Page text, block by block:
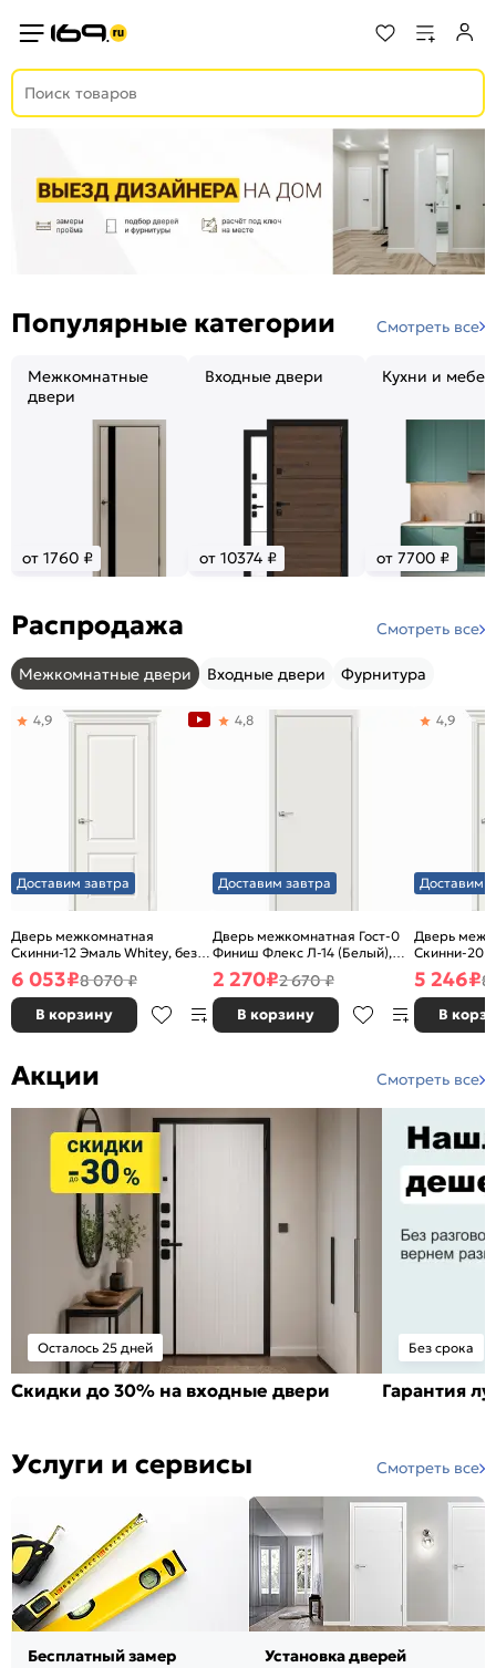
Популярные категории Смотреть все
Межкомнатные
двери
от 1760 ₽
Входные двери
от 10374 ₽
Кухни и
от 7700 ₽
Распродажа Смотреть все
Межкомнатные двери Входные двери Фурнитура
Доставим завтра
Дверь межкомнатная
Скинни-12 Эмаль Whitey, без
декора, глухая, без стекла,
без кромки, скиновая
4,9
6 053₽8 070 ₽
В корзину
Доставим завтра
Дверь межкомнатная Гост-0
Финиш Флекс Л-14 (Белый),
глухая, каркасно-щитовая
4,8
2 270₽2 670 ₽
В корзину
Доставим
Дверь
Скинни-20
декора,
без кромки,
4,9
5 246₽8
В
Акции Смотреть все
Осталось 25 дней
Скидки до 30% на входные двери
Без срока
Гарантия
Услуги и сервисы Смотреть все
Бесплатный замер Установка дверей